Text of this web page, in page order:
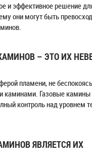
и эффективное решение
они могут быть
– ЭТО ИХ
пламени, не
каминами. Газовые
контроль над уровнем
ЯВЛЯЕТСЯ ИХ